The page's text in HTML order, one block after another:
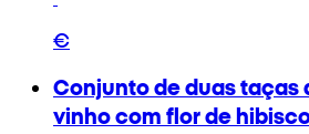
€
Conjunto de duas taças
vinho com flor de